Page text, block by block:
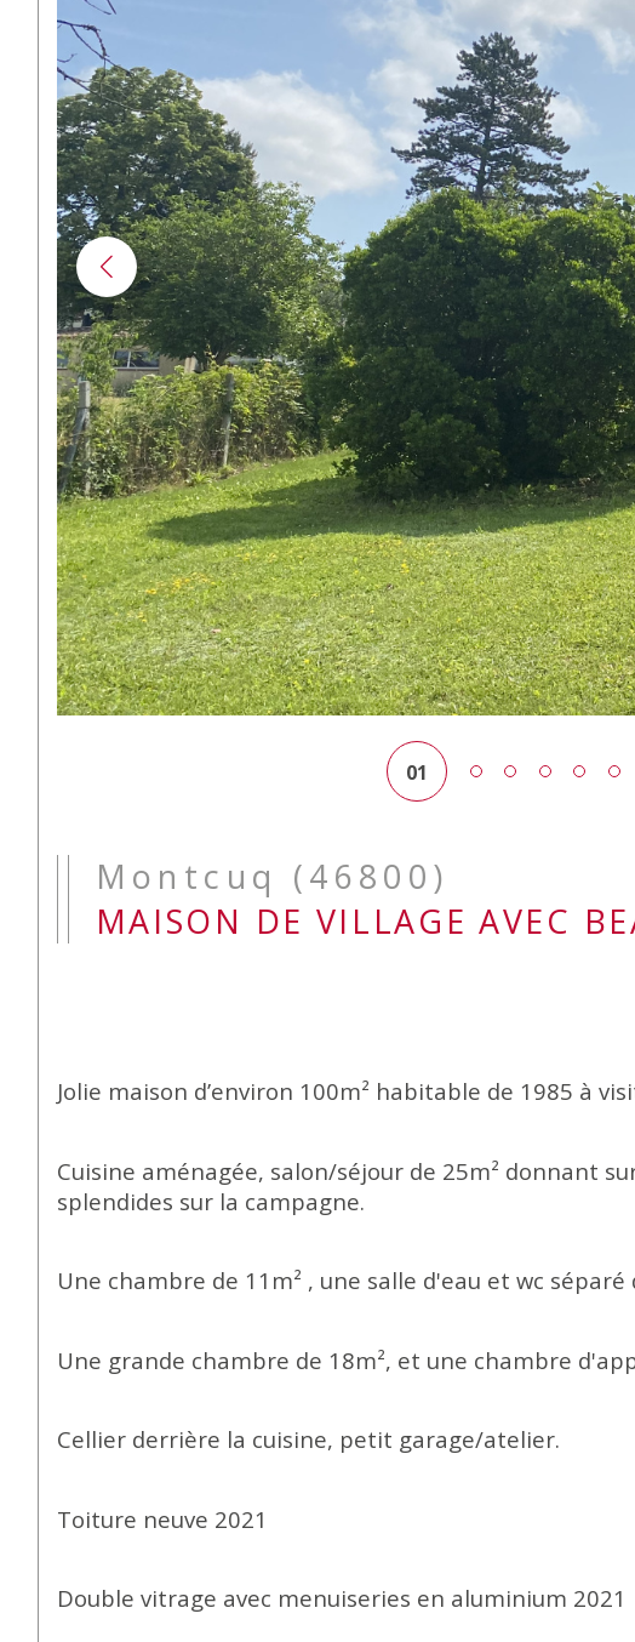
01
Montcuq (46800)
MAISON DE VILLAGE AVEC
Jolie maison d’environ 100m² habitable de 1985 à
Cuisine aménagée, salon/séjour de 25m² donnant
splendides sur la campagne.
Une chambre de 11m² , une salle d'eau et wc séparé
Une grande chambre de 18m², et une chambre
Cellier derrière la cuisine, petit garage/atelier.
Toiture neuve 2021
Double vitrage avec menuiseries en aluminium 2021